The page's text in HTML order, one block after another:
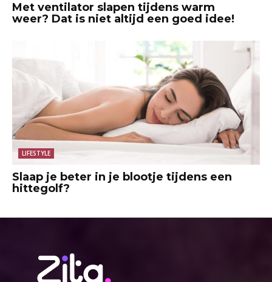
Met ventilator slapen tijdens warm
weer? Dat is niet altijd een goed idee!
LIFESTYLE
Slaap je beter in je blootje tijdens een
hittegolf?